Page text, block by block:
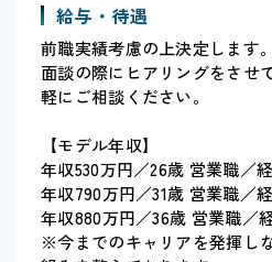
給与・待遇
前職実績考慮の上決定します。
面談の際にヒアリングをさせ
軽にご相談ください。
【モデル年収】
年収530万円／26歳 営業職／
年収790万円／31歳 営業職／
年収880万円／36歳 営業職／
※今までのキャリアを発揮し